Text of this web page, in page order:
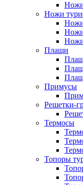
Ножи
Ножи
Плащи
Примусы
Решетки-
Термосы
Топоры